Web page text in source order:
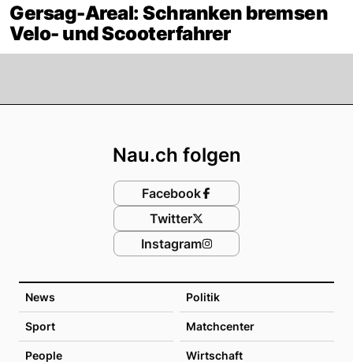
Gersag-Areal: Schranken bremsen
Velo- und Scooterfahrer
News Politik
Sport Matchcenter
People Wirtschaft
Nau.ch folgen
Facebook
Twitter
Instagram